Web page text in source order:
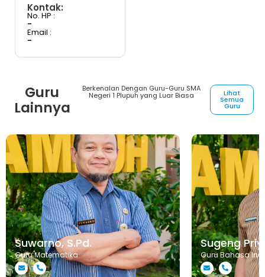
Kontak:
No. HP :
-
Email :
-
Guru
Lainnya
Berkenalan Dengan Guru-Guru SMA
Negeri 1 Plupuh yang Luar Biasa Lihat
Semua
Guru
Suwarno, S.Pd.
Guru Matematika
Sugeng
Guru Bahasa